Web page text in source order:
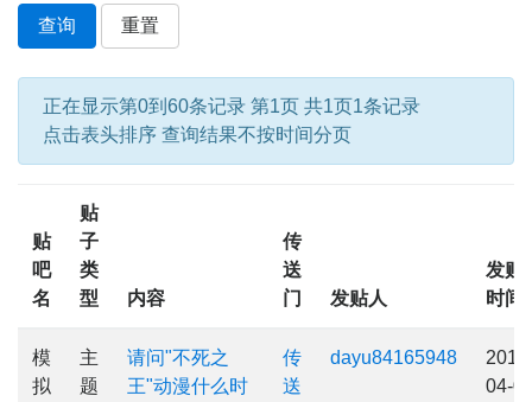
查询
重置
正在显示第0到60条记录 第1页 共1页1条记录
点击表头排序 查询结果不按时间分页
贴
吧
名
贴
子
类
型
内容
传
送
门
发贴人
发贴
时间
模
拟
主
题
请问"不死之
王"动漫什么时
传
送
dayu84165948
04-